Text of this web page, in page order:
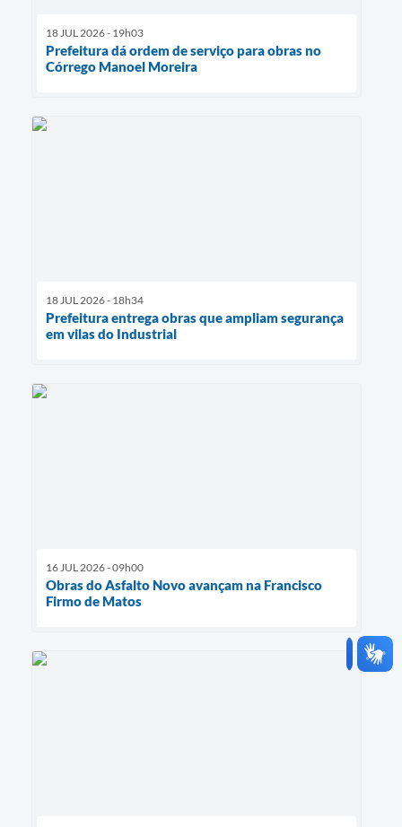
18 JUL 2026 - 19h03
Prefeitura dá ordem de serviço para obras no
Córrego Manoel Moreira
18 JUL 2026 - 18h34
Prefeitura entrega obras que ampliam segurança
em vilas do Industrial
16 JUL 2026 - 09h00
Obras do Asfalto Novo avançam na Francisco
Firmo de Matos